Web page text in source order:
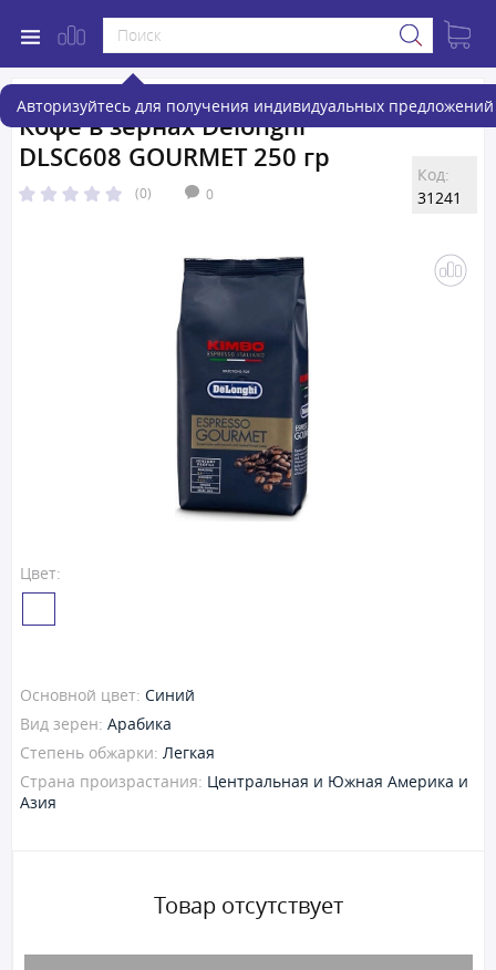
Авторизуйтесь для получения индивидуальных предложений
Кофе в зернах Delonghi
DLSC608 GOURMET 250 гр
(0) 0
Код:
31241
Цвет:
Основной цвет: Синий
Вид зерен: Арабика
Степень обжарки: Легкая
Страна произрастания: Центральная и Южная Америка и
Азия
Товар отсутствует